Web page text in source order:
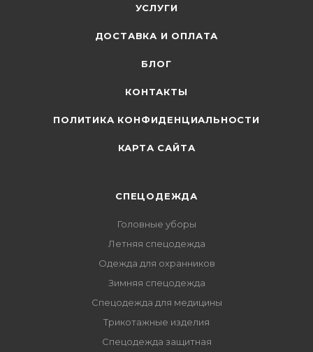
УСЛУГИ
ДОСТАВКА И ОПЛАТА
БЛОГ
КОНТАКТЫ
ПОЛИТИКА КОНФИДЕНЦИАЛЬНОСТИ
КАРТА САЙТА
СПЕЦОДЕЖДА
Головные уборы
Летняя спецодежда
Одежда для охранников
Зимняя спецодежда
Спецодежда для медицины
Трикотажные изделия
Спецодежда защитная